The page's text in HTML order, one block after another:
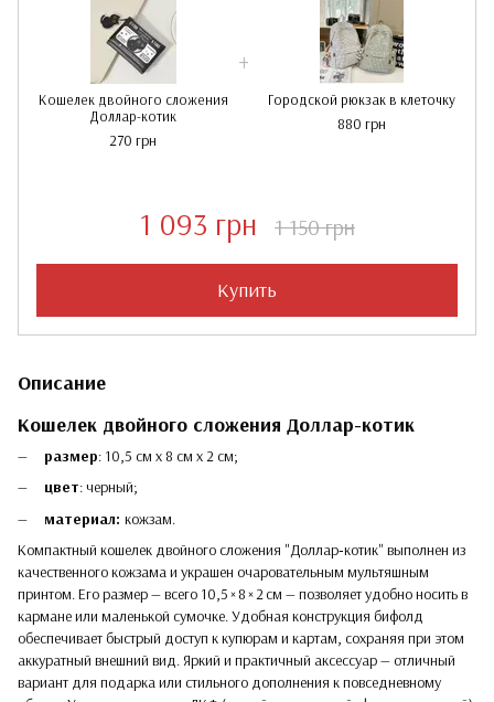
Кошелек двойного сложения
Доллар-котик
270 грн
Городской рюкзак в клеточку
880 грн
1 093 грн 1 150 грн
Купить
Описание
Кошелек двойного сложения Доллар-котик
размер: 10,5 см х 8 см х 2 см;
цвет: черный;
материал: кожзам.
Компактный кошелек двойного сложения "Доллар‑котик" выполнен из
качественного кожзама и украшен очаровательным мультяшным
принтом. Его размер — всего 10,5 × 8 × 2 см — позволяет удобно носить в
кармане или маленькой сумочке. Удобная конструкция бифолд
обеспечивает быстрый доступ к купюрам и картам, сохраняя при этом
аккуратный внешний вид. Яркий и практичный аксессуар — отличный
вариант для подарка или стильного дополнения к повседневному